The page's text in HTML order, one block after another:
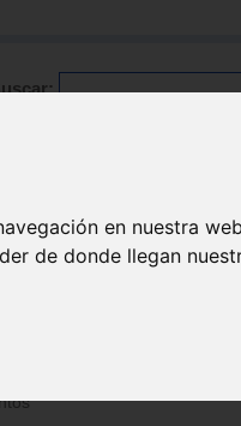
en nuestra
de donde llegan